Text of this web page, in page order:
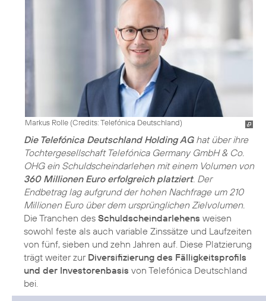
Markus Rolle (Credits: Telefónica Deutschland)
Die Telefónica Deutschland Holding AGhat über ihre
Tochtergesellschaft Telefónica Germany GmbH & Co.
OHG ein Schuldscheindarlehen mit einem Volumen von
360 Millionen Euro erfolgreich platziert. Der
Endbetrag lag aufgrund der hohen Nachfrage um 210
Millionen Euro über dem ursprünglichen Zielvolumen.
Die Tranchen des Schuldscheindarlehens weisen
sowohl feste als auch variable Zinssätze und Laufzeiten
von fünf, sieben und zehn Jahren auf. Diese Platzierung
trägt weiter zur Diversifizierung des Fälligkeitsprofils
und der Investorenbasis von Telefónica Deutschland
bei.